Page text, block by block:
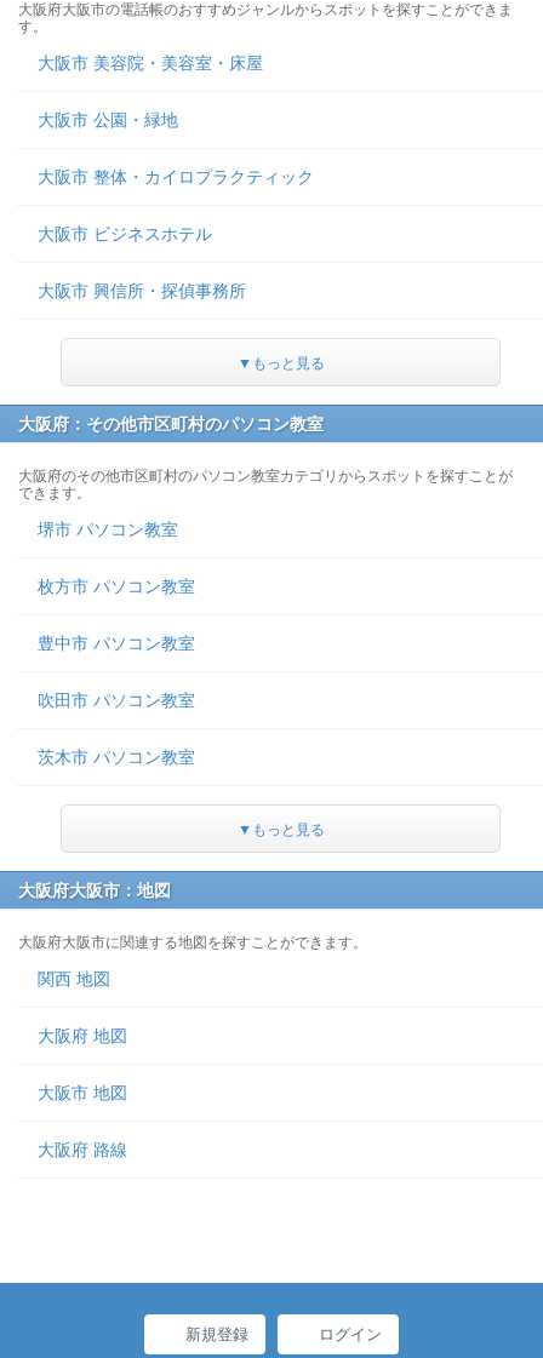
大阪府大阪市の電話帳のおすすめジャンルからスポットを探すことができま
す。
大阪市 美容院・美容室・床屋
大阪市 公園・緑地
大阪市 整体・カイロプラクティック
大阪市 ビジネスホテル
大阪市 興信所・探偵事務所
▼もっと見る
大阪府：その他市区町村のパソコン教室
大阪府のその他市区町村のパソコン教室カテゴリからスポットを探すことが
できます。
堺市 パソコン教室
枚方市 パソコン教室
豊中市 パソコン教室
吹田市 パソコン教室
茨木市 パソコン教室
▼もっと見る
大阪府大阪市：地図
大阪府大阪市に関連する地図を探すことができます。
関西 地図
大阪府 地図
大阪市 地図
大阪府 路線
新規登録 ログイン